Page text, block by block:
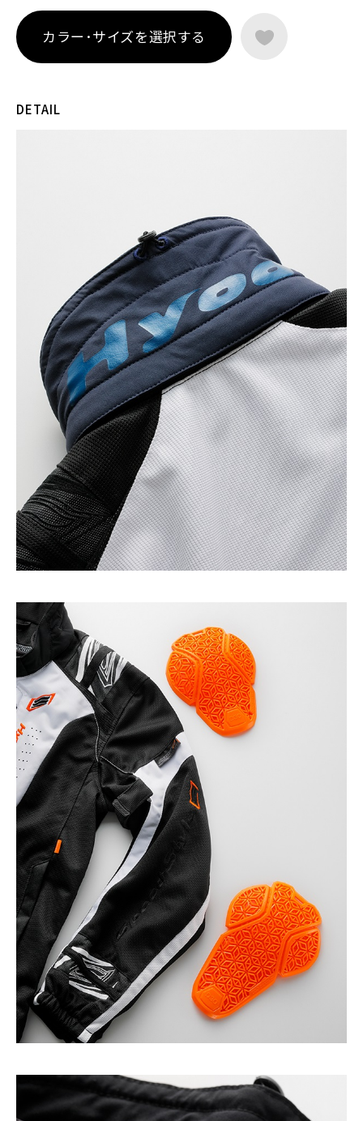
ンディションを保ちます。袖口にはEVOKEシリーズのインサレ
ーションウエアと連結できるスナップボタンを備え、気温の変
化にも柔軟に対応。
プロテクションには、薄く柔軟なエアースルー構造のD3O® Dia
感を実現しています。
カラー･サイズを選択する
DETAIL